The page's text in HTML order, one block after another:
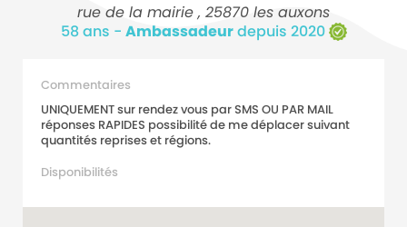
rue de la mairie , 25870 les auxons
58 ans - Ambassadeurdepuis 2020
Commentaires
UNIQUEMENT sur rendez vous par SMS OU PAR MAIL
réponses RAPIDES possibilité de me déplacer suivant
quantités reprises et régions.
Disponibilités